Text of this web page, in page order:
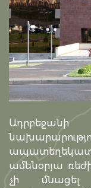
ամենօրյա
չի մնացել